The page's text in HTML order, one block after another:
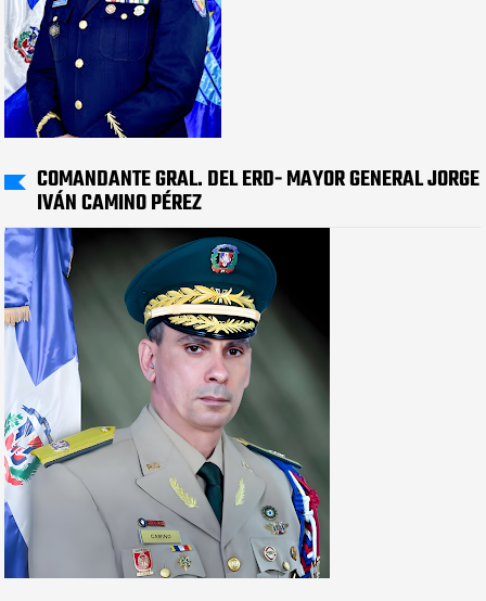
COMANDANTE GRAL. DEL ERD- MAYOR GENERAL JORGE
IVÁN CAMINO PÉREZ